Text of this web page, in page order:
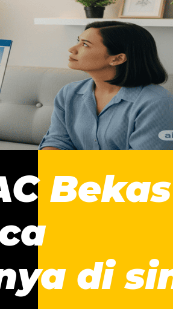
Bekas
di